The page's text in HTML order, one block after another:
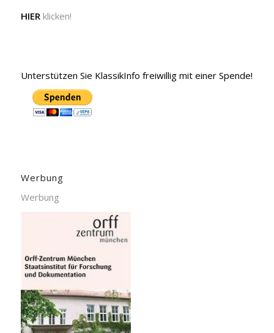
HIER klicken!
Unterstützen Sie KlassikInfo freiwillig mit einer Spende!
Werbung
Werbung